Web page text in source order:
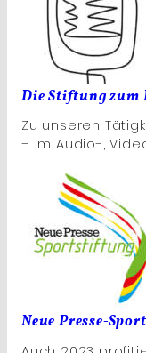
Die Stiftung zum
Zu unseren
– im Audio-,
Neue Presse-